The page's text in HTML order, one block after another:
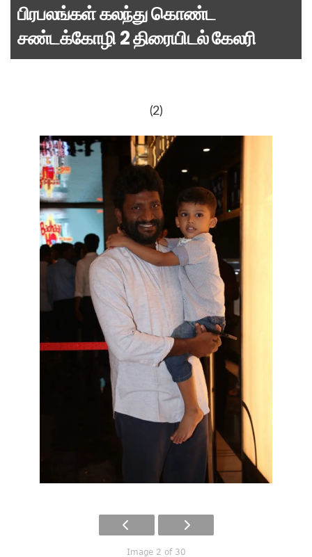
பிரபலங்கள் கலந்து கொண்ட
சண்டக்கோழி 2 திரையிடல் கேலரி
(2)
Image 2 of 30